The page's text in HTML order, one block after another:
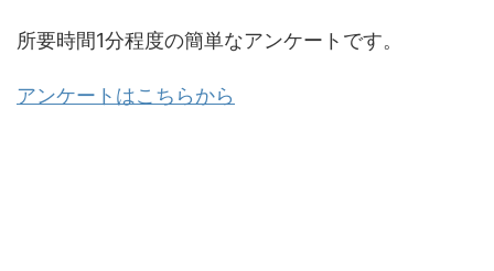
所要時間1分程度の簡単なアンケートです。
アンケートはこちらから